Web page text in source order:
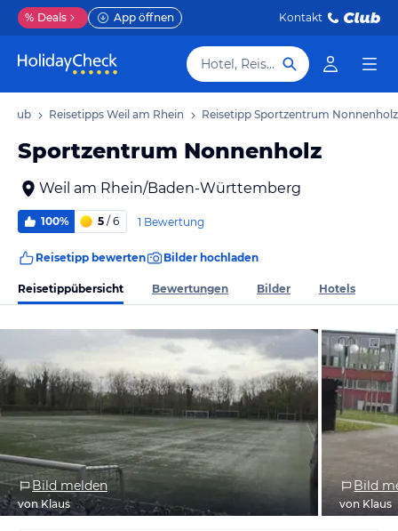
% Deals App öffnen Kontakt
Hotel, Reiseziel
Reisetipps Weil am Rhein Reisetipp Sportzentrum Nonnenholz
Sportzentrum Nonnenholz
Weil am Rhein/Baden-Württemberg
100% 5 / 6 1 Bewertung
Reisetipp bewerten Bilder hochladen
Reisetippübersicht Bewertungen Bilder Hotels
Bild melden
von Klaus
Bild
von Klaus